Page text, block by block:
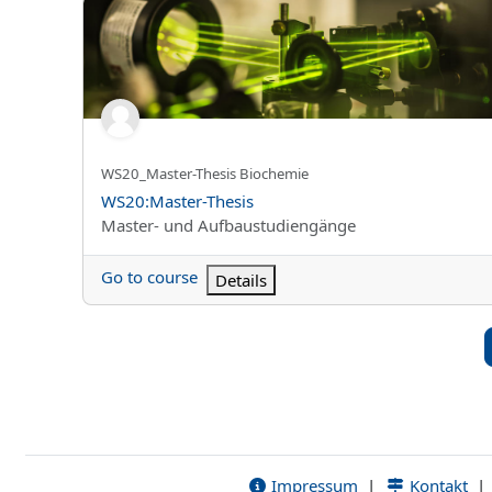
WS20:Master-Thesis
Kursun kısa adı
WS20_Master-Thesis Biochemie
Kurs Adı
WS20:Master-Thesis
Kurs kategorisi
Master- und Aufbaustudiengänge
Go to course Details
Impressum | Kontakt |